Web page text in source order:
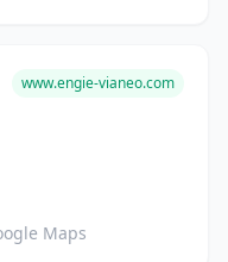
www.engie-vianeo.com
Maps